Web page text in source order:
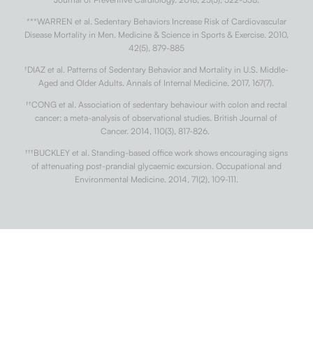
***WARREN et al. Sedentary Behaviors Increase Risk of Cardiovascular
Disease Mortality in Men. Medicine & Science in Sports & Exercise. 2010,
42(5), 879-885
†DIAZ et al. Patterns of Sedentary Behavior and Mortality in U.S. Middle-
Aged and Older Adults. Annals of Internal Medicine. 2017, 167(7).
††CONG et al. Association of sedentary behaviour with colon and rectal
cancer: a meta-analysis of observational studies. British Journal of
Cancer. 2014, 110(3), 817-826.
†††BUCKLEY et al. Standing-based office work shows encouraging signs
of attenuating post-prandial glycaemic excursion. Occupational and
Environmental Medicine. 2014, 71(2), 109-111.